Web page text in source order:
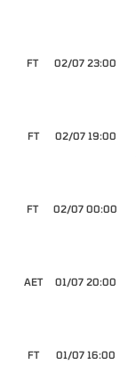
02/07 23:00
FT
02/07 19:00
FT
02/07 00:00
FT
01/07 20:00
AET
01/07 16:00
FT